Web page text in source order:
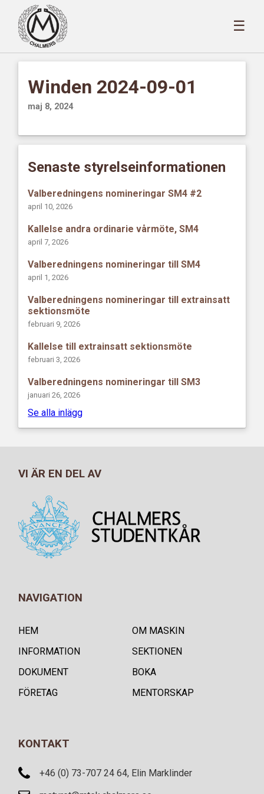
☰
Winden 2024-09-01
maj 8, 2024
Senaste styrelseinformationen
Valberedningens nomineringar SM4 #2
april 10, 2026
Kallelse andra ordinarie vårmöte, SM4
april 7, 2026
Valberedningens nomineringar till SM4
april 1, 2026
Valberedningens nomineringar till extrainsatt
sektionsmöte
februari 9, 2026
Kallelse till extrainsatt sektionsmöte
februari 3, 2026
Valberedningens nomineringar till SM3
januari 26, 2026
Se alla inlägg
VI ÄR EN DEL AV
NAVIGATION
HEM
OM MASKIN
INFORMATION
SEKTIONEN
DOKUMENT
BOKA
FÖRETAG
MENTORSKAP
KONTAKT
+46 (0) 73-707 24 64, Elin Marklinder